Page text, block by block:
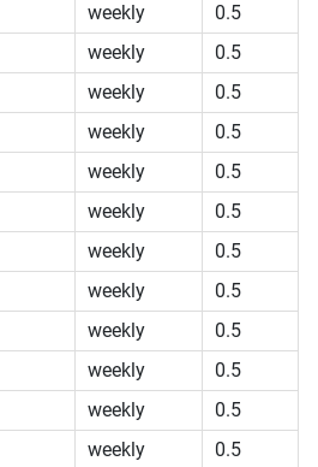
weekly
0.5
weekly
0.5
weekly
0.5
weekly
0.5
weekly
0.5
weekly
0.5
weekly
0.5
weekly
0.5
weekly
0.5
weekly
0.5
weekly
0.5
weekly
0.5